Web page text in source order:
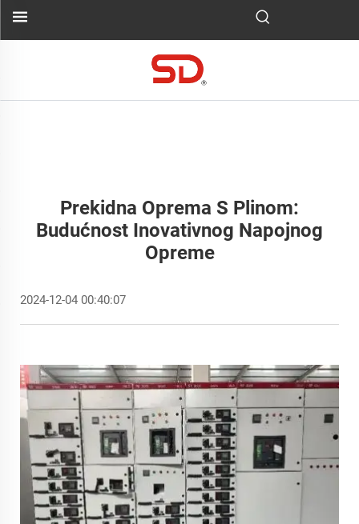
Prekidna Oprema S Plinom:
Budućnost Inovativnog Napojnog
Opreme
2024-12-04 00:40:07